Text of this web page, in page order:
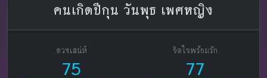
คนเกิดปีกุน วันพุธ เพศหญิง
ดวงเสน่ห์
75
จิตใจพร้อมรัก
77